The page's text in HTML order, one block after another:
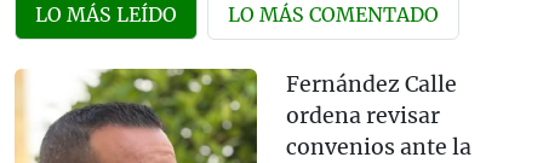
LO MÁS LEÍDO LO MÁS COMENTADO
Fernández Calle
ordena revisar
convenios ante la